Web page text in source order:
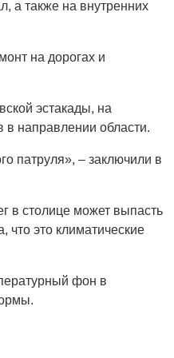
а также на внутренних
на дорогах и
эстакады, на
в направлении области.
патруля», – заключили в
в столице может выпасть
что это климатические
фон в